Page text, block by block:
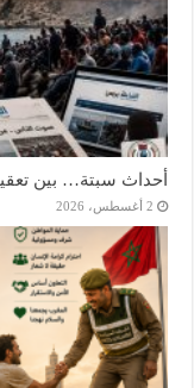
أحداث سبتة… بين
2 أغسطس، 2026